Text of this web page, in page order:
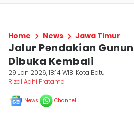
Home News Jawa Timur
Jalur Pendakian
Dibuka Kembali
29 Jan 2026, 18:14 WIB Kota Batu
Rizal Adhi Pratama
News Channel